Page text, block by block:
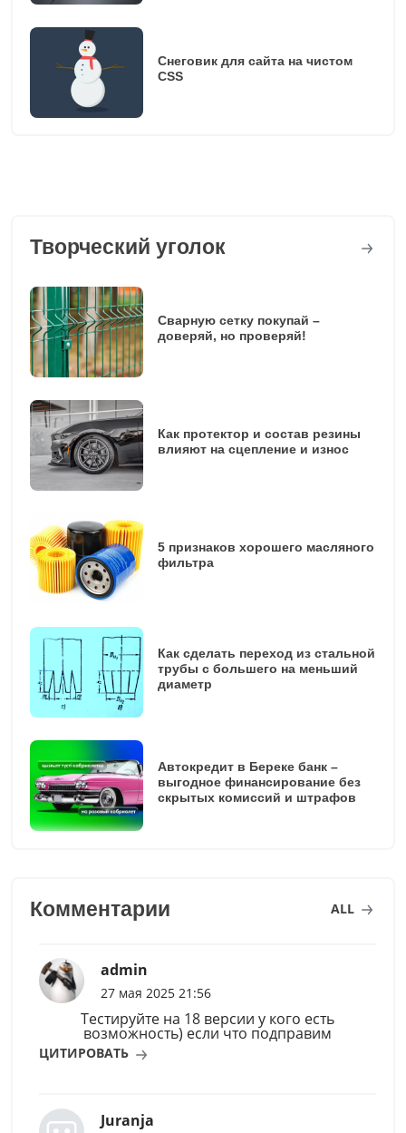
Снеговик для сайта на чистом
CSS
Творческий уголок
Сварную сетку покупай –
доверяй, но проверяй!
Как протектор и состав резины
влияют на сцепление и износ
5 признаков хорошего масляного
фильтра
Как сделать переход из стальной
трубы с большего на меньший
диаметр
Автокредит в Береке банк –
выгодное финансирование без
скрытых комиссий и штрафов
Комментарии ALL
admin
27 мая 2025 21:56
Тестируйте на 18 версии у кого есть
возможность) если что подправим
ЦИТИРОВАТЬ
Juranja